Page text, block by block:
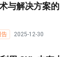
与解决方案的
告 2025-12-30